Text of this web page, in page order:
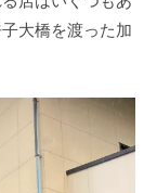
大橋を渡った加